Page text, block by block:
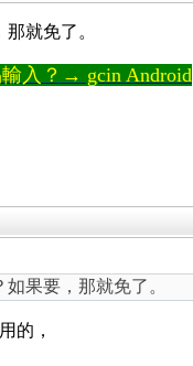
就免了。
入？→ gcin Android
果要，那就免了。
的，